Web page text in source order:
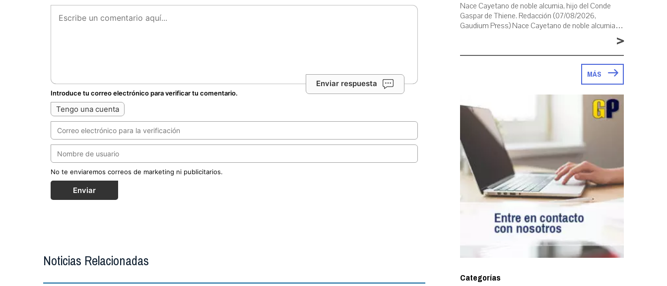
Enviar respuesta
Introduce tu correo electrónico para verificar tu comentario.
Tengo una cuenta
No te enviaremos correos de marketing ni publicitarios.
Enviar
Noticias Relacionadas
Nace Cayetano de noble alcurnia, hijo del Conde
Gaspar de Thiene. Redacción (07/08/2026,
Gaudium Press) Nace Cayetano de noble alcurnia…
>
MÁS
Categorías